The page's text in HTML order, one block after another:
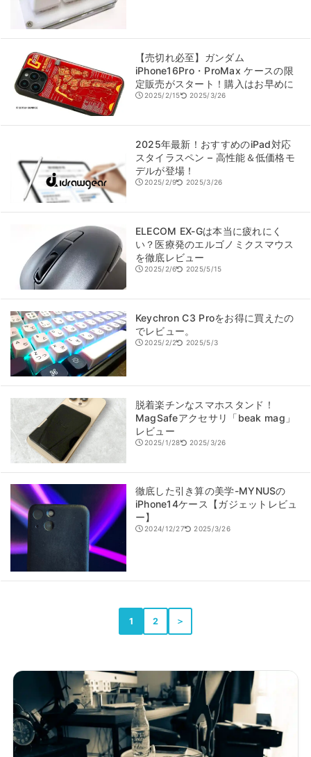
【売切れ必至】ガンダム
iPhone16Pro・ProMax ケースの限
定販売がスタート！購入はお早めに
2025/2/15 2025/3/26
2025年最新！おすすめのiPad対応
スタイラスペン – 高性能＆低価格モ
デルが登場！
2025/2/9 2025/3/26
ELECOM EX-Gは本当に疲れにく
い？医療発のエルゴノミクスマウス
を徹底レビュー
2025/2/6 2025/5/15
Keychron C3 Proをお得に買えたの
でレビュー。
2025/2/2 2025/5/3
脱着楽チンなスマホスタンド！
MagSafeアクセサリ「beak mag」
レビュー
2025/1/28 2025/3/26
徹底した引き算の美学-MYNUSの
iPhone14ケース【ガジェットレビュ
ー】
2024/12/27 2025/3/26
1 2 ＞